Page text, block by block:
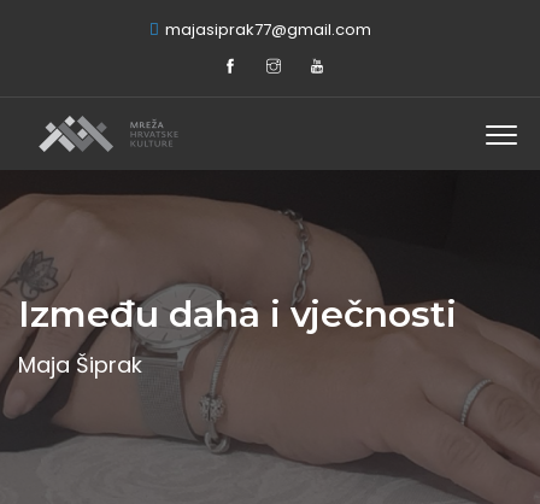
majasiprak77@gmail.com
Između daha i vječnosti
Maja Šiprak